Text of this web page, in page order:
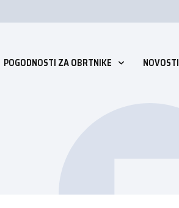
POGODNOSTI ZA OBRTNIKE NOVOSTI